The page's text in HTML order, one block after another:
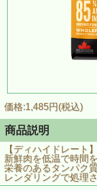
価格:1,485円(税込)
商品説明
【ディハイドレート】
新鮮肉を低温で時間
栄養のあるタンパク
レンダリングで処理